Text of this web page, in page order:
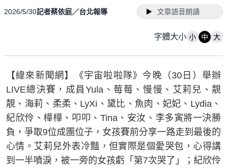
2026/5/30記者蔡依庭／台北報導 文章語音朗讀
字體大小 小 中 大
【緯來新聞網】《宇宙啦啦隊》今晚（30日）舉辦
LIVE總決賽，成員Yula、莓莓、慢慢、艾莉兒、靚
靚、海莉、柔柔、LyXi、黛比、魚肉、妃妃、Lydia、
紀欣伶、樺樺、叩叩、Tina、安汝、李多寅將一決勝
負，爭取9位成團位子，女孩賽前分享一路走到最後的
心情。艾莉兒外表冷豔，但實際是個愛哭包，心得講
到一半噴淚，被一旁的女孩虧「第7次哭了」；紀欣伶